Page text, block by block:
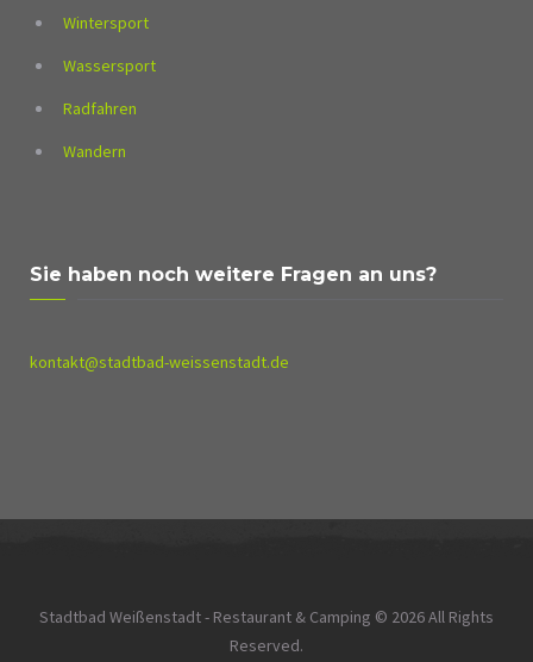
Wintersport
Wassersport
Radfahren
Wandern
Sie haben noch weitere Fragen an uns?
kontakt@stadtbad-weissenstadt.de
Stadtbad Weißenstadt - Restaurant & Camping © 2026 All Rights
Reserved.